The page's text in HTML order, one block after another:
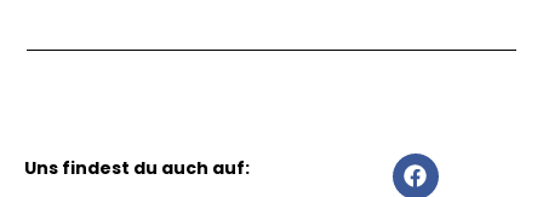
Uns findest du auch auf:
F
a
I
n